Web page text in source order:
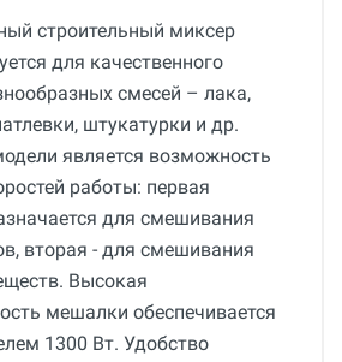
строительный миксер
для качественного
смесей – лака,
штукатурки и др.
является возможность
работы: первая
для смешивания
вторая - для смешивания
Высокая
мешалки обеспечивается
1300 Вт. Удобство